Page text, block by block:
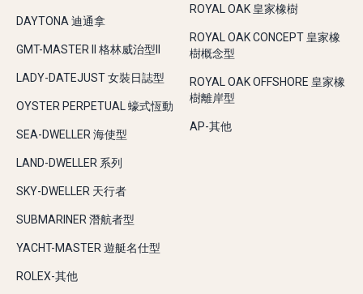
DAYTONA 迪通拿
GMT-MASTER II 格林威治型II
LADY-DATEJUST 女裝日誌型
OYSTER PERPETUAL 蠔式恆動
SEA-DWELLER 海使型
LAND-DWELLER 系列
SKY-DWELLER 天行者
SUBMARINER 潛航者型
YACHT-MASTER 遊艇名仕型
ROLEX-其他
ROYAL OAK 皇家橡樹
ROYAL OAK CONCEPT 皇家橡
樹概念型
ROYAL OAK OFFSHORE 皇家橡
樹離岸型
AP-其他